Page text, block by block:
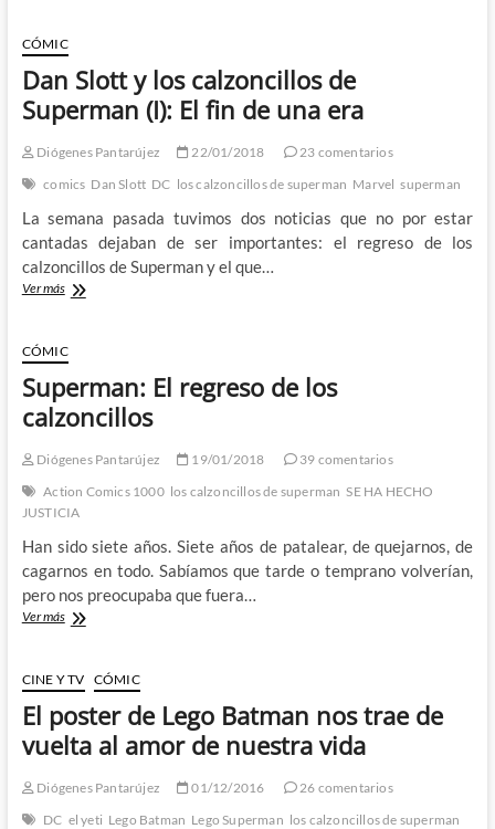
llama
Wally
West:
Slott
los
calzoncillos
Superman
(II)
CÓMIC
Dan Slott y los calzoncillos de
Superman (I): El fin de una era
Diógenes Pantarújez 22/01/2018
23 comentarios
comics Dan Slott DC los calzoncillos de superman Marvel superman
La semana pasada tuvimos dos noticias que no por estar
cantadas dejaban de ser importantes: el regreso de los
calzoncillos de Superman y el que…
Ver másDan
los
calzoncillos
de
Superman
(I):
fin
de
una
CÓMIC
Superman: El regreso de los
calzoncillos
Diógenes Pantarújez 19/01/2018
39 comentarios
Action Comics 1000 los calzoncillos de superman SE HA HECHO
JUSTICIA
Han sido siete años. Siete años de patalear, de quejarnos, de
cagarnos en todo. Sabíamos que tarde o temprano volverían,
pero nos preocupaba que fuera…
Ver másSuperman:
de
los
calzoncillos
CINE Y TV CÓMIC
El poster de Lego Batman nos trae de
vuelta al amor de nuestra vida
Diógenes Pantarújez 01/12/2016
26 comentarios
DC el yeti Lego Batman Lego Superman los calzoncillos de superman